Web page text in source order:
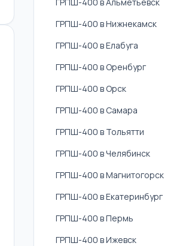
ГРПШ-400 в Нижнекамск
ГРПШ-400 в Елабуга
ГРПШ-400 в Оренбург
ГРПШ-400 в Орск
ГРПШ-400 в Самара
ГРПШ-400 в Тольятти
ГРПШ-400 в Челябинск
ГРПШ-400 в Магнитогорск
ГРПШ-400 в Екатеринбург
ГРПШ-400 в Пермь
ГРПШ-400 в Ижевск